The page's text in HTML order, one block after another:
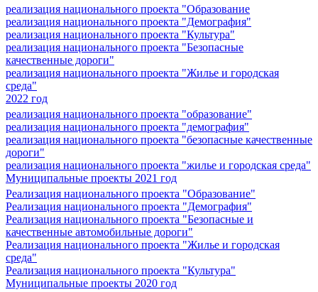
реализация национального проекта "Образование
реализация национального проекта "Демография"
реализация национального проекта "Культура"
реализация национального проекта "Безопасные
качественные дороги"
реализация национального проекта "Жилье и городская
среда"
2022 год
реализация национального проекта "образование"
реализация национального проекта "демография"
реализация национального проекта "безопасные качественные
дороги"
реализация национального проекта "жилье и городская среда"
Муниципальные проекты 2021 год
Реализация национального проекта "Образование"
Реализация национального проекта "Демография"
Реализация национального проекта "Безопасные и
качественные автомобильные дороги"
Реализация национального проекта "Жилье и городская
среда"
Реализация национального проекта "Культура"
Муниципальные проекты 2020 год